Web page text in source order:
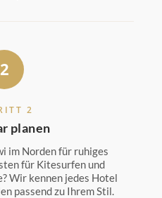
2
2
planen
im Norden für ruhiges
für Kitesurfen und
Wir kennen jedes Hotel
passend zu Ihrem Stil.